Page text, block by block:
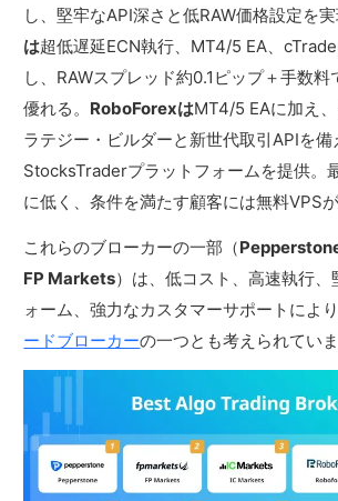
し、堅牢なAPI深さと低RAW価格設定を実
は超低遅延ECN執行、MT4/5 EA、
し、RAWスプレッド約0.1ピップ＋手数料
優れる。 RoboForexはMT4/5 EAに加え
ラテジー・ビルダーと新世代取引APIを備
StocksTraderプラットフォームを提供。
に低く、条件を満たす顧客には無料VPSが
これらのブローカーの一部（
FP Markets）は、低コスト、高速執行、
ォーム、強力なカスタマーサポートによ
ードブローカーの一つとも考えられていま